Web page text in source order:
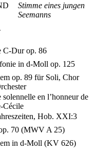
Stimme eines jungen
Seemanns
C-Dur op. 86
in d-Moll op. 125
op. 89 für Soli, Chor
solennelle en l’honneur de
Cécile
Hob. XXI:3
70 (MWV A 25)
in d-Moll (KV 626)